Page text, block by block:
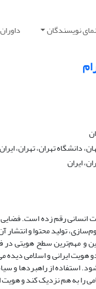
نویسندگان داوران
دانشگاه تهران، تهران، ایران
ایران
انسانی رقم زده است.
تولید محتوا و
و مهم‌ترین سطح هویتی
هویت ایرانی و اسلامی
استفاده از راهبردها و
را به هم نزدیک کند و